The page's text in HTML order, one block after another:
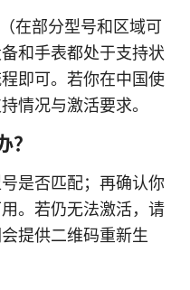
在部分型号和区域可
和手表都处于支持状
即可。若你在中国使
情况与激活要求。
？
是否匹配；再确认你
。若仍无法激活，请
提供二维码重新生